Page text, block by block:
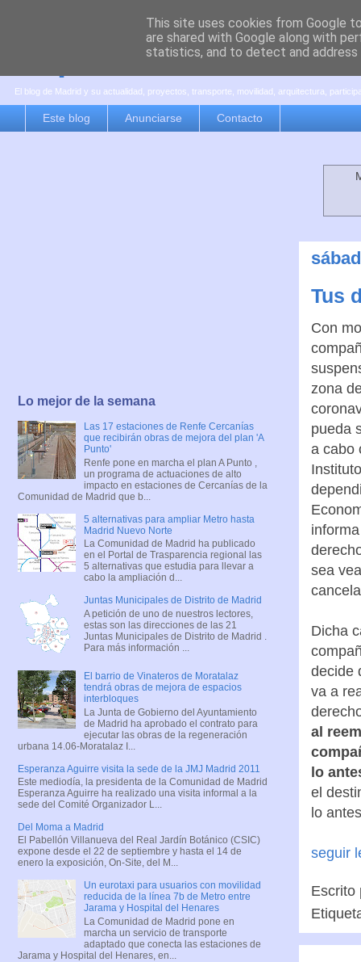
es por madrid
El blog de Madrid y su actualidad, proyectos, transporte, movilidad, arquitectura,
Este blog Anunciarse Contacto
Tus
Con
zona
pueda
a cabo
sea
Dicha
decide
va a
al
lo
el
lo
seguir
Lo mejor de la semana
Las 17 estaciones de Renfe Cercanías
que recibirán obras de mejora del plan 'A
Punto'
Renfe pone en marcha el plan A Punto ,
un programa de actuaciones de alto
impacto en estaciones de Cercanías de la
Comunidad de Madrid que b...
5 alternativas para ampliar Metro hasta
Madrid Nuevo Norte
La Comunidad de Madrid ha publicado
en el Portal de Trasparencia regional las
5 alternativas que estudia para llevar a
cabo la ampliación d...
Juntas Municipales de Distrito de Madrid
A petición de uno de nuestros lectores,
estas son las direcciones de las 21
Juntas Municipales de Distrito de Madrid .
Para más información ...
El barrio de Vinateros de Moratalaz
tendrá obras de mejora de espacios
interbloques
La Junta de Gobierno del Ayuntamiento
de Madrid ha aprobado el contrato para
ejecutar las obras de la regeneración
urbana 14.06-Moratalaz I...
Esperanza Aguirre visita la sede de la JMJ Madrid 2011
Este mediodía, la presidenta de la Comunidad de Madrid
Esperanza Aguirre ha realizado una visita informal a la
sede del Comité Organizador L...
Del Moma a Madrid
El Pabellón Villanueva del Real Jardín Botánico (CSIC)
expone desde el 22 de septiembre y hasta el 14 de
enero la exposición, On-Site, del M...
Un eurotaxi para usuarios con movilidad
reducida de la línea 7b de Metro entre
Jarama y Hospital del Henares
La Comunidad de Madrid pone en
marcha un servicio de transporte
adaptado que conecta las estaciones de
Jarama y Hospital del Henares, en...
This site uses cookies from Google
are shared with Google along with
statistics, and to detect and address